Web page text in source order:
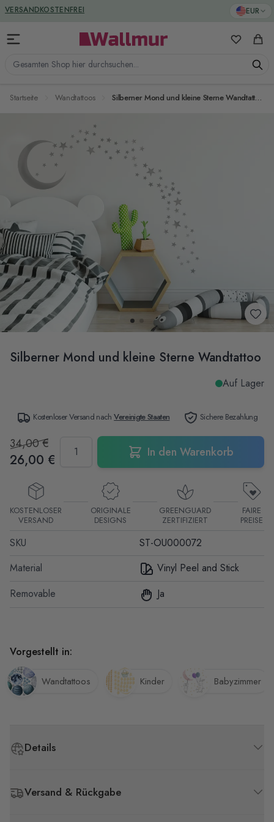
Zum Inhalt springen EUR
Gesamten Shop hier durchsuchen...
Meine
VERSANDKOSTENFREI
Startseite Wandtattoos Silberner Mond und kleine Sterne Wandtattoo
Silberner Mond und kleine Sterne Wandtattoo
Auf Lager
SKU
ST-OU000072
Material
Vinyl Peel and Stick
Removable
Ja
Kostenloser Versand nachVereinigte Staaten Sichere Bezahlung
34,00 €
26,00 € In den Warenkorb
KOSTENLOSER
VERSAND
ORIGINALE
DESIGNS
GREENGUARD
ZERTIFIZIERT
FAIRE
PREISE
Details
Versand & Rückgabe
Vorgestellt in:
Wandtattoos Kinder Babyzimmer